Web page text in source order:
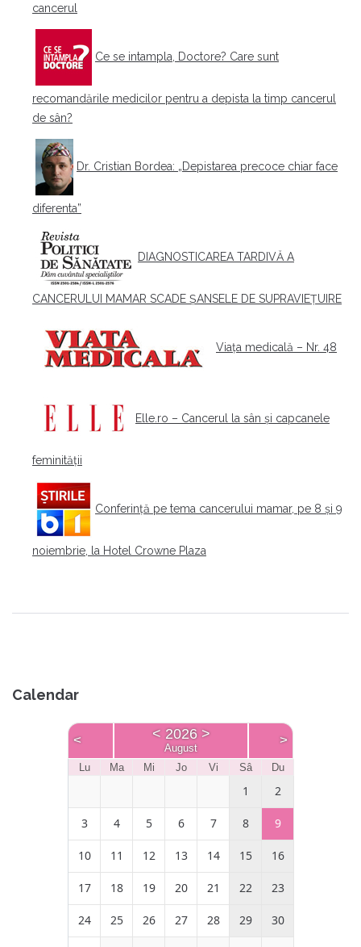
cancerul
Ce se intampla, Doctore? Care sunt
recomandările medicilor pentru a depista la timp cancerul
de sân?
Dr. Cristian Bordea: „Depistarea precoce chiar face
diferenta”
DIAGNOSTICAREA TARDIVĂ A
CANCERULUI MAMAR SCADE ȘANSELE DE SUPRAVIEȚUIRE
Viața medicală – Nr. 48
Elle.ro – Cancerul la sân și capcanele
feminității
Conferință pe tema cancerului mamar, pe 8 și 9
noiembrie, la Hotel Crowne Plaza
Calendar
< < 2026 >
August
>
Lu Ma Mi Jo Vi Sâ Du
1 2
3 4 5 6 7 8 9
10 11 12 13 14 15 16
17 18 19 20 21 22 23
24 25 26 27 28 29 30